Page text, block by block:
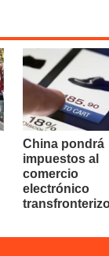
China pondrá
impuestos al
comercio
electrónico